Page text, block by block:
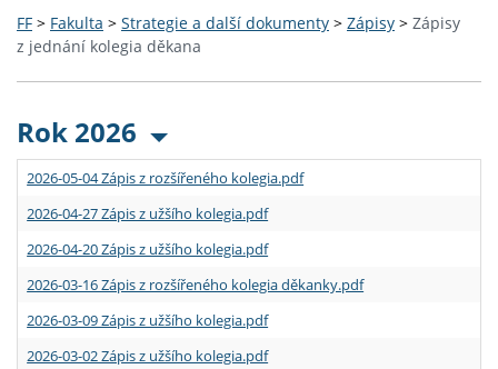
FF > Fakulta > Strategie a další dokumenty > Zápisy > Zápisy
z jednání kolegia děkana
Rok 2026
2026-05-04 Zápis z rozšířeného kolegia.pdf
2026-04-27 Zápis z užšího kolegia.pdf
2026-04-20 Zápis z užšího kolegia.pdf
2026-03-16 Zápis z rozšířeného kolegia děkanky.pdf
2026-03-09 Zápis z užšího kolegia.pdf
2026-03-02 Zápis z užšího kolegia.pdf